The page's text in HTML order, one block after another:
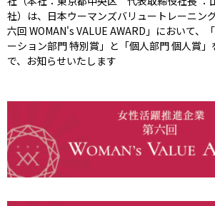
社）は、日本ウーマンズバリュートレーニン
六回 WOMAN's VALUE AWARD」において、
ーション部門 特別賞」と「個人部門 個人賞
で、お知らせいたします